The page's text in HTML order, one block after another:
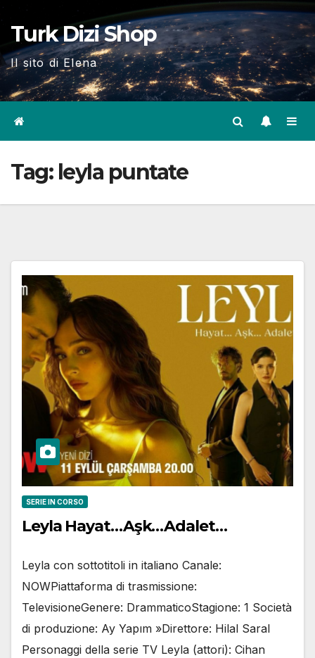
Skip
content
Turk Dizi Shop
Il sito di Elena
Tag: leyla puntate
SERIE IN CORSO
Leyla Hayat…Aşk…Adalet…
Leyla con sottotitoli in italiano Canale:
NOWPiattaforma di trasmissione:
TelevisioneGenere: DrammaticoStagione: 1 Società
di produzione: Ay Yapım »Direttore: Hilal Saral
Personaggi della serie TV Leyla (attori): Cihan